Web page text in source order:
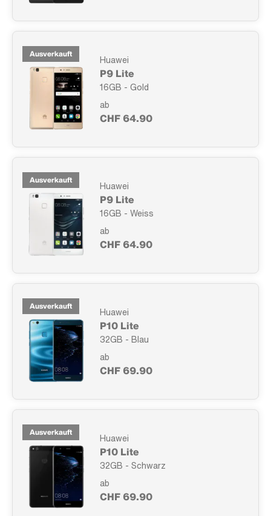
Ausverkauft Huawei
P9 Lite
16GB - Gold
ab
CHF 64.90
Ausverkauft Huawei
P9 Lite
16GB - Weiss
ab
CHF 64.90
Ausverkauft Huawei
P10 Lite
32GB - Blau
ab
CHF 69.90
Ausverkauft Huawei
P10 Lite
32GB - Schwarz
ab
CHF 69.90